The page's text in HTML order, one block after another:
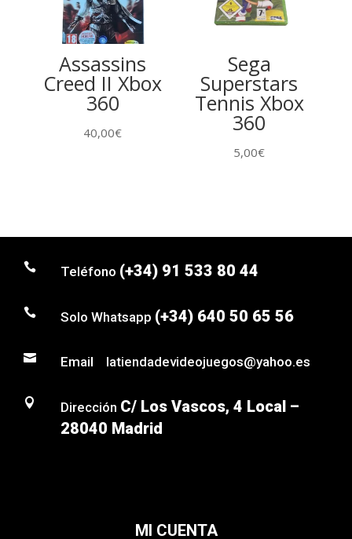
Assassins
Creed II Xbox
360
40,00€
Sega
Superstars
Tennis Xbox
360
5,00€
 Teléfono (+34) 91 533 80 44
 Solo Whatsapp (+34) 640 50 65 56
 Email latiendadevideojuegos@yahoo.es
 Dirección C/ Los Vascos, 4 Local –
28040 Madrid
MI CUENTA